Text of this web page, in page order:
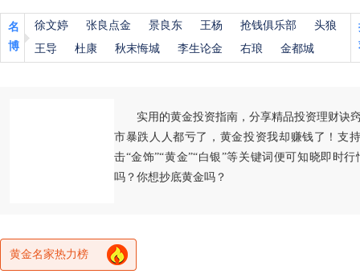
名
博
徐文婷 张良点金 景良东 王杨 抢钱俱乐部
头狼
王导
杜康 秋末悔城 李生论金 右琅 金都城
实用的黄金投资指南，分享精品投资理财诀
市暴跌人人都亏了，黄金投资我却赚钱了！支
击“金饰”“黄金”“白银”等关键词便可知晓即时
吗？你想抄底黄金吗？
黄金名家热力榜